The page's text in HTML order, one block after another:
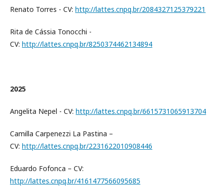
Renato Torres - CV: http://lattes.cnpq.br/2084327125379221
Rita de Cássia Tonocchi -
CV: http://lattes.cnpq.br/8250374462134894
2025
Angelita Nepel - CV: http://lattes.cnpq.br/6615731065913704
Camilla Carpenezzi La Pastina –
CV: http://lattes.cnpq.br/2231622010908446
Eduardo Fofonca – CV:
http://lattes.cnpq.br/4161477566095685